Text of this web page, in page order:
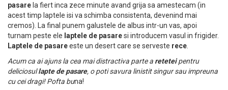
pasare la fiert inca zece minute avand grija sa amestecam (in
acest timp laptele isi va schimba consistenta, devenind mai
cremos). La final punem galustele de albus intr-un vas, apoi
turnam peste ele laptele de pasaresi introducem vasul in frigider.
Laptele de pasareeste un desert care se serveste rece
Acum ca ai ajuns la cea mai distractiva parte a reteteipentru
deliciosullapte de pasare, o poti savura linistit singur sau impreuna
cu cei dragi! Pofta buna!